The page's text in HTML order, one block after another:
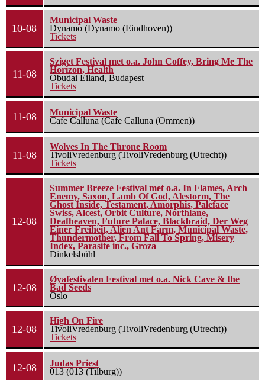
10-08
Municipal Waste
Dynamo (Dynamo (Eindhoven))
Tickets
11-08
Sziget Festival met o.a. John Coffey, Bring Me The
Horizon, Health
Óbudai Eiland, Budapest
Tickets
11-08
Municipal Waste
Cafe Calluna (Cafe Calluna (Ommen))
11-08
Wolves In The Throne Room
TivoliVredenburg (TivoliVredenburg (Utrecht))
Tickets
12-08
Summer Breeze Festival met o.a. In Flames, Arch
Enemy, Saxon, Lamb Of God, Alestorm, The
Ghost Inside, Testament, Amorphis, Paleface
Swiss, Alcest, Orbit Culture, Northlane,
Deafheaven, Future Palace, Blackbraid, Der Weg
Einer Freiheit, Alien Ant Farm, Municipal Waste,
Thundermother, From Fall To Spring, Misery
Index, Parasite inc., Groza
Dinkelsbühl
12-08
Øyafestivalen Festival met o.a. Nick Cave & the
Bad Seeds
Oslo
12-08
High On Fire
TivoliVredenburg (TivoliVredenburg (Utrecht))
Tickets
12-08
Judas Priest
013 (013 (Tilburg))